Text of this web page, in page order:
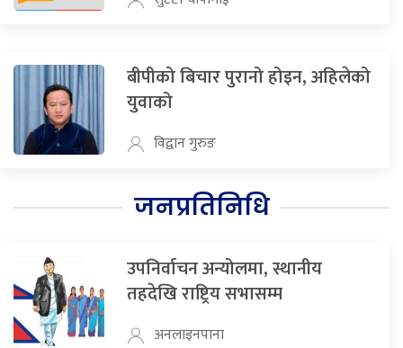
बीपीको बिचार पुरानो होइन, अहिलेको
युवाको
विद्वान गुरुङ
जनप्रतिनिधि
उपनिर्वाचन अन्योलमा, स्थानीय
तहदेखि राष्ट्रिय सभासम्म
अनलाइनपाना